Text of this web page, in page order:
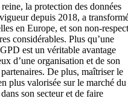
la protection des données
depuis 2018, a
en Europe, et son non-respect
considérables. Plus qu’une
est un véritable avantage
d’une organisation et de son
De plus, maîtriser le
plus valorisée sur le marché du
son secteur et de faire